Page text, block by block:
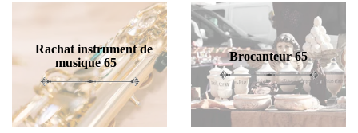
Rachat instrument de
musique 65
Brocanteur 65